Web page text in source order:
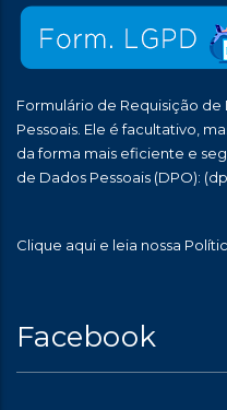
Formulário de Requisição
Pessoais. Ele é facultativo,
da forma mais eficiente e
de Dados Pessoais (DPO):
Clique aqui e leia nossa
Facebook